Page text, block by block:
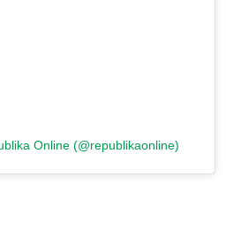
Online (@republikaonline)